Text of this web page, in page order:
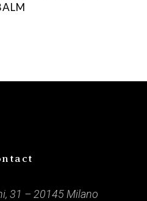
31 – 20145 Milano